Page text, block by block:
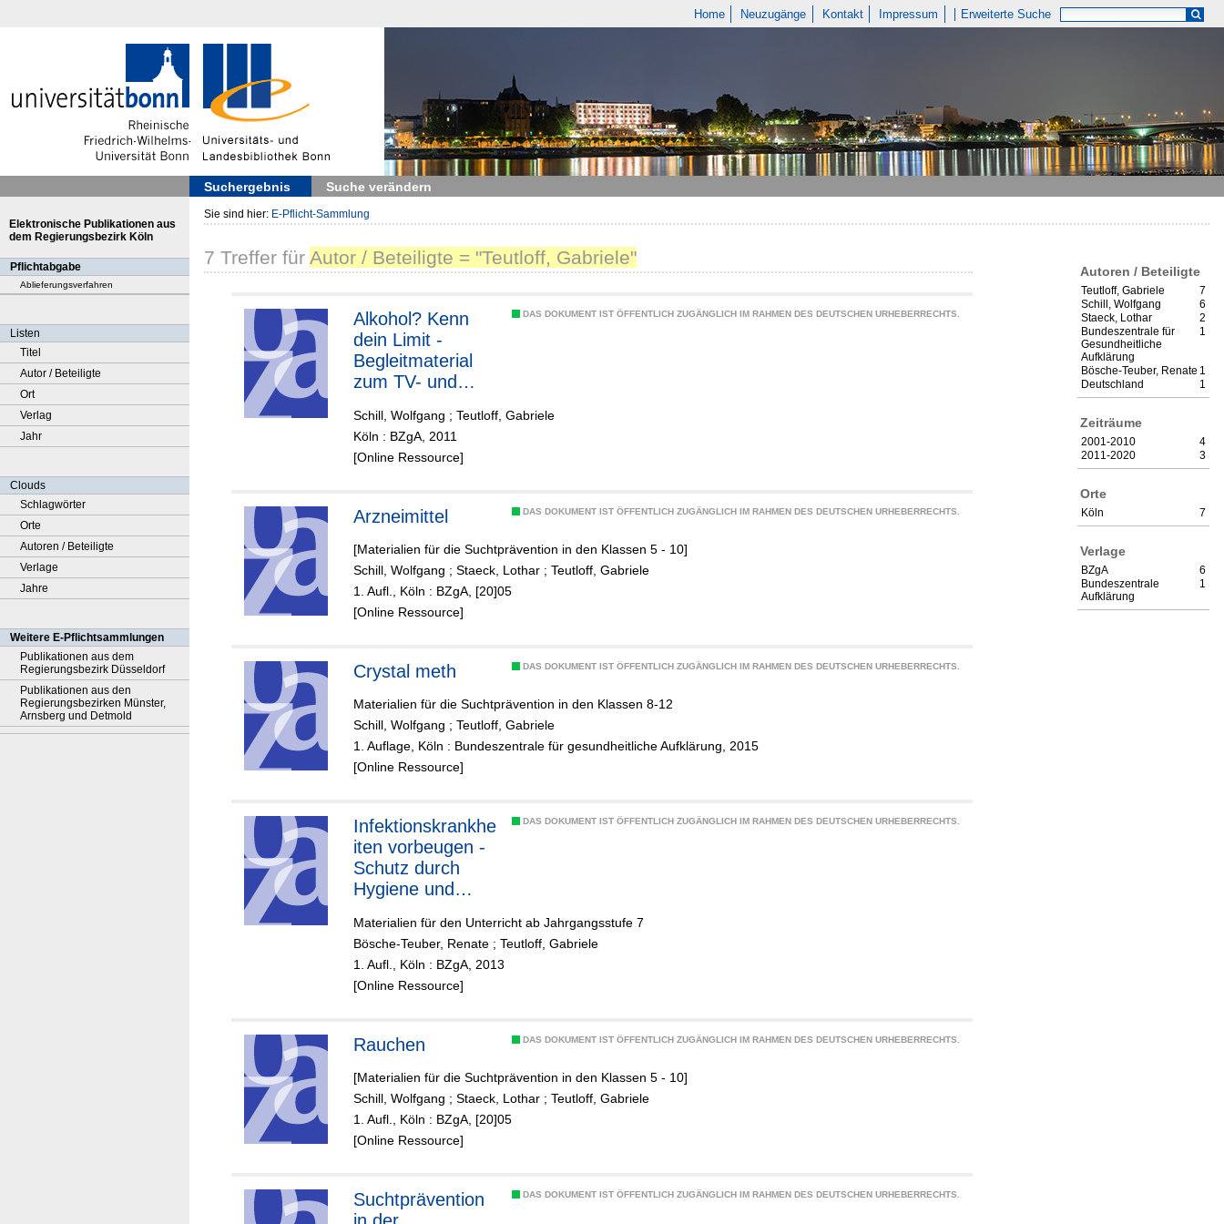
Home Neuzugänge Kontakt Impressum Erweiterte Suche
Suchergebnis Suche verändern
Elektronische Publikationen aus
dem Regierungsbezirk Köln
Pflichtabgabe
Ablieferungsverfahren
Listen
Titel
Autor / Beteiligte
Ort
Verlag
Jahr
Clouds
Schlagwörter
Orte
Autoren / Beteiligte
Verlage
Jahre
Weitere E-Pflichtsammlungen
Publikationen aus dem
Regierungsbezirk Düsseldorf
Publikationen aus den
Regierungsbezirken Münster,
Arnsberg und Detmold
Sie sind hier: E-Pflicht-Sammlung
Autoren / Beteiligte
7
Teutloff, Gabriele
6
Schill, Wolfgang
2
Staeck, Lothar
1
Bundeszentrale für
Gesundheitliche
Aufklärung
1
Bösche-Teuber, Renate
1
Deutschland
Zeiträume
4
2001-2010
3
2011-2020
Orte
7
Köln
Verlage
6
BZgA
1
Bundeszentrale
Aufklärung
7 Treffer für Autor / Beteiligte = "Teutloff, Gabriele"
DAS DOKUMENT IST ÖFFENTLICH ZUGÄNGLICH IM RAHMEN DES DEUTSCHEN URHEBERRECHTS.
Alkohol? Kenn
dein Limit -
Begleitmaterial
zum TV- und
Schill, Wolfgang ; Teutloff, Gabriele
Köln : BZgA, 2011
[Online Ressource]
DAS DOKUMENT IST ÖFFENTLICH ZUGÄNGLICH IM RAHMEN DES DEUTSCHEN URHEBERRECHTS.
Arzneimittel
[Materialien für die Suchtprävention in den Klassen 5 - 10]
Schill, Wolfgang ; Staeck, Lothar ; Teutloff, Gabriele
1. Aufl., Köln : BZgA, [20]05
[Online Ressource]
DAS DOKUMENT IST ÖFFENTLICH ZUGÄNGLICH IM RAHMEN DES DEUTSCHEN URHEBERRECHTS.
Crystal meth
Materialien für die Suchtprävention in den Klassen 8-12
Schill, Wolfgang ; Teutloff, Gabriele
1. Auflage, Köln : Bundeszentrale für gesundheitliche Aufklärung, 2015
[Online Ressource]
DAS DOKUMENT IST ÖFFENTLICH ZUGÄNGLICH IM RAHMEN DES DEUTSCHEN URHEBERRECHTS.
Infektionskrankhe
iten vorbeugen -
Schutz durch
Hygiene und
Materialien für den Unterricht ab Jahrgangsstufe 7
Bösche-Teuber, Renate ; Teutloff, Gabriele
1. Aufl., Köln : BZgA, 2013
[Online Ressource]
DAS DOKUMENT IST ÖFFENTLICH ZUGÄNGLICH IM RAHMEN DES DEUTSCHEN URHEBERRECHTS.
Rauchen
[Materialien für die Suchtprävention in den Klassen 5 - 10]
Schill, Wolfgang ; Staeck, Lothar ; Teutloff, Gabriele
1. Aufl., Köln : BZgA, [20]05
[Online Ressource]
DAS DOKUMENT IST ÖFFENTLICH ZUGÄNGLICH IM RAHMEN DES DEUTSCHEN URHEBERRECHTS.
Suchtprävention